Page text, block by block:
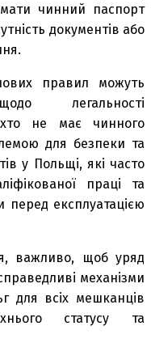
чинний паспорт
документів або
правил можуть
легальності
не має чинного
для безпеки та
у Польщі, які часто
праці та
експлуатацією
важливо, щоб уряд
механізми
для всіх мешканців
статусу та